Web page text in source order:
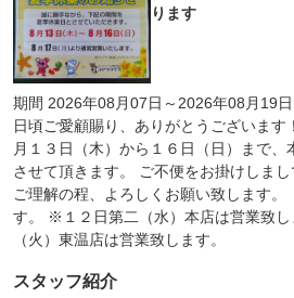
ります
期間 2026年08月07日～2026年08月19日
日頃ご愛顧賜り、ありがとうございます
月１３日（木）から１６日（日）まで、
させて頂きます。 ご不便をお掛けしまし
ご理解の程、よろしくお願い致します。
す。 ※１２日第二（水）本店は営業致
（火）東温店は営業致します。
スタッフ紹介